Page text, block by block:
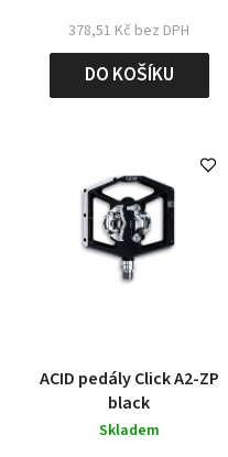
378,51 Kč bez DPH
DO KOŠÍKU
ACID pedály Click A2-ZP
black
Skladem